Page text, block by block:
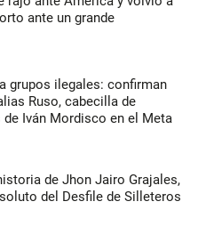
ante un grande
grupos ilegales: confirman
Ruso, cabecilla de
Iván Mordisco en el Meta
de Jhon Jairo Grajales,
del Desfile de Silleteros